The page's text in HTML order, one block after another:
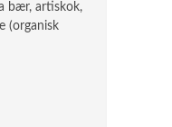
bær, artiskok,
(organisk